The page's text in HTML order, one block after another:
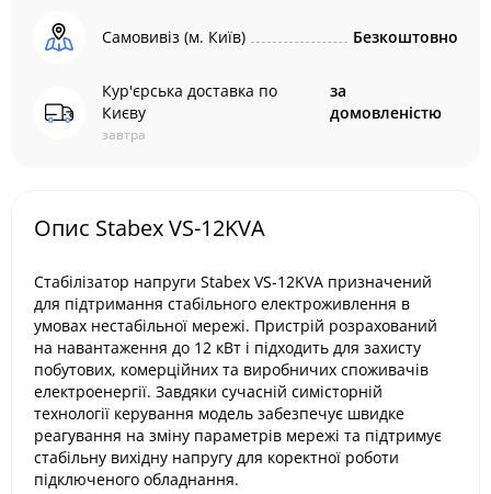
Самовивіз (м. Київ) Безкоштовно
Кур'єрська доставка по
Києву
завтра
за
домовленістю
Опис Stabex VS-12KVA
Стабілізатор напруги Stabex VS-12KVA призначений
для підтримання стабільного електроживлення в
умовах нестабільної мережі. Пристрій розрахований
на навантаження до 12 кВт і підходить для захисту
побутових, комерційних та виробничих споживачів
електроенергії. Завдяки сучасній симісторній
технології керування модель забезпечує швидке
реагування на зміну параметрів мережі та підтримує
стабільну вихідну напругу для коректної роботи
підключеного обладнання.